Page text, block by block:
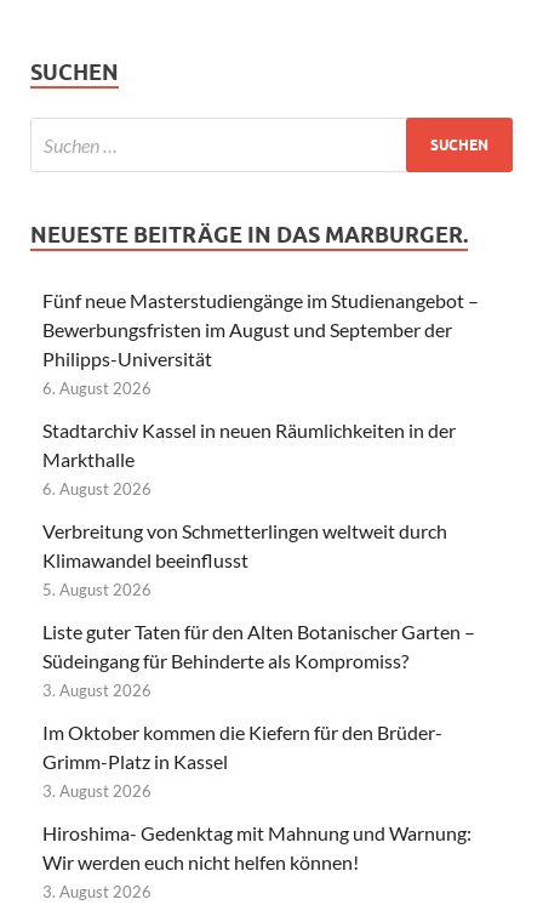
SUCHEN
NEUESTE BEITRÄGE IN DAS MARBURGER.
Fünf neue Masterstudiengänge im Studienangebot –
Bewerbungsfristen im August und September der
Philipps-Universität
6. August 2026
Stadtarchiv Kassel in neuen Räumlichkeiten in der
Markthalle
6. August 2026
Verbreitung von Schmetterlingen weltweit durch
Klimawandel beeinflusst
5. August 2026
Liste guter Taten für den Alten Botanischer Garten –
Südeingang für Behinderte als Kompromiss?
3. August 2026
Im Oktober kommen die Kiefern für den Brüder-
Grimm-Platz in Kassel
3. August 2026
Hiroshima- Gedenktag mit Mahnung und Warnung:
Wir werden euch nicht helfen können!
3. August 2026